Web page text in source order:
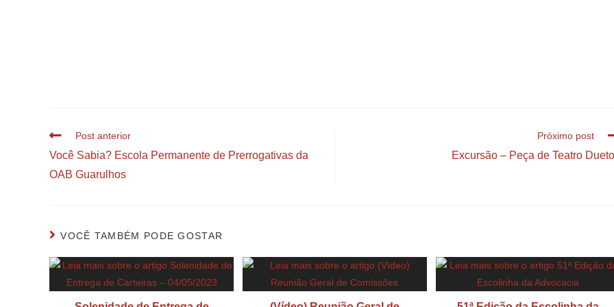
Post anterior
Você Sabia? Escola Permanente de Prerrogativas da
OAB Guarulhos
Próximo post
Excursão – Peça de Teatro
VOCÊ TAMBÉM PODE GOSTAR